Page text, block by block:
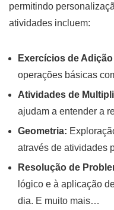
permitindo
atividades incluem:
Exercícios de
operações básicas
Atividades de
ajudam a entender a
Geometria:
através de atividades
Resolução de
lógico e à aplicação
dia. E muito mais…